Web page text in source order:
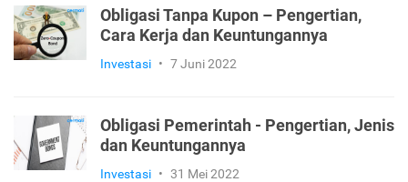
Obligasi Tanpa Kupon – Pengertian,
Cara Kerja dan Keuntungannya
Investasi • 7 Juni 2022
Obligasi Pemerintah - Pengertian, Jenis
dan Keuntungannya
Investasi • 31 Mei 2022